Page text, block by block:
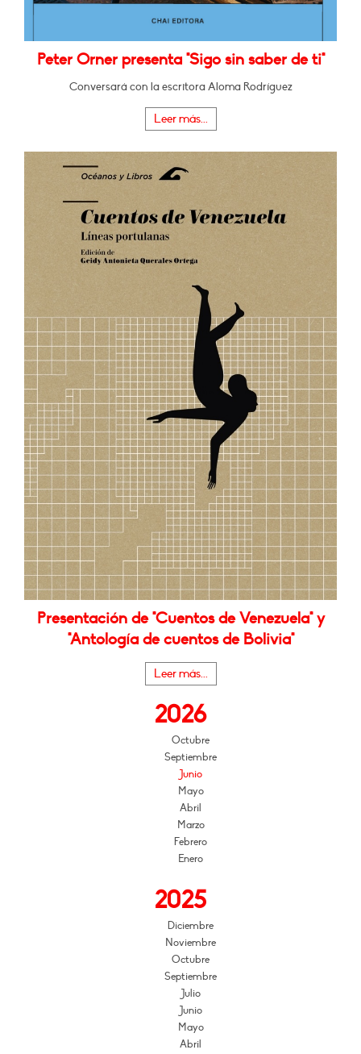
Peter Orner presenta "Sigo sin saber de ti"
Conversará con la escritora Aloma Rodríguez
Leer más...
Presentación de "Cuentos de Venezuela" y
"Antología de cuentos de Bolivia"
Leer más...
2026
Octubre
Septiembre
Junio
Mayo
Abril
Marzo
Febrero
Enero
2025
Diciembre
Noviembre
Octubre
Septiembre
Julio
Junio
Mayo
Abril